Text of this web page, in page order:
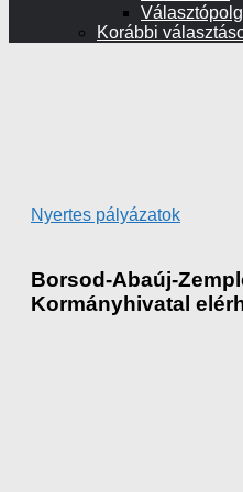
Korábbi
Nyertes pályázatok
Borsod-Abaúj-
Kormányhivatal